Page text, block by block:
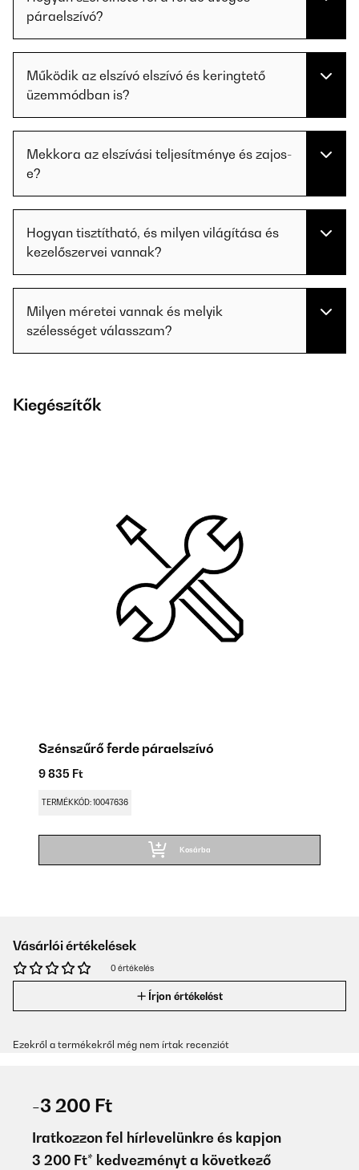
páraelszívó?
Működik az elszívó elszívó és keringtető
üzemmódban is?
Mekkora az elszívási teljesítménye és zajos-
e?
Hogyan tisztítható, és milyen világítása és
kezelőszervei vannak?
Milyen méretei vannak és melyik
szélességet válasszam?
Kiegészítők
Szénszűrő ferde páraelszívó
9 835 Ft
TERMÉKKÓD: 10047636
Kosárba
Vásárlói értékelések
0 értékelés
Írjon értékelést
Ezekről a termékekről még nem írtak recenziót
-3 200 Ft
Iratkozzon fel hírlevelünkre és kapjon
3 200 Ft* kedvezményt a következő